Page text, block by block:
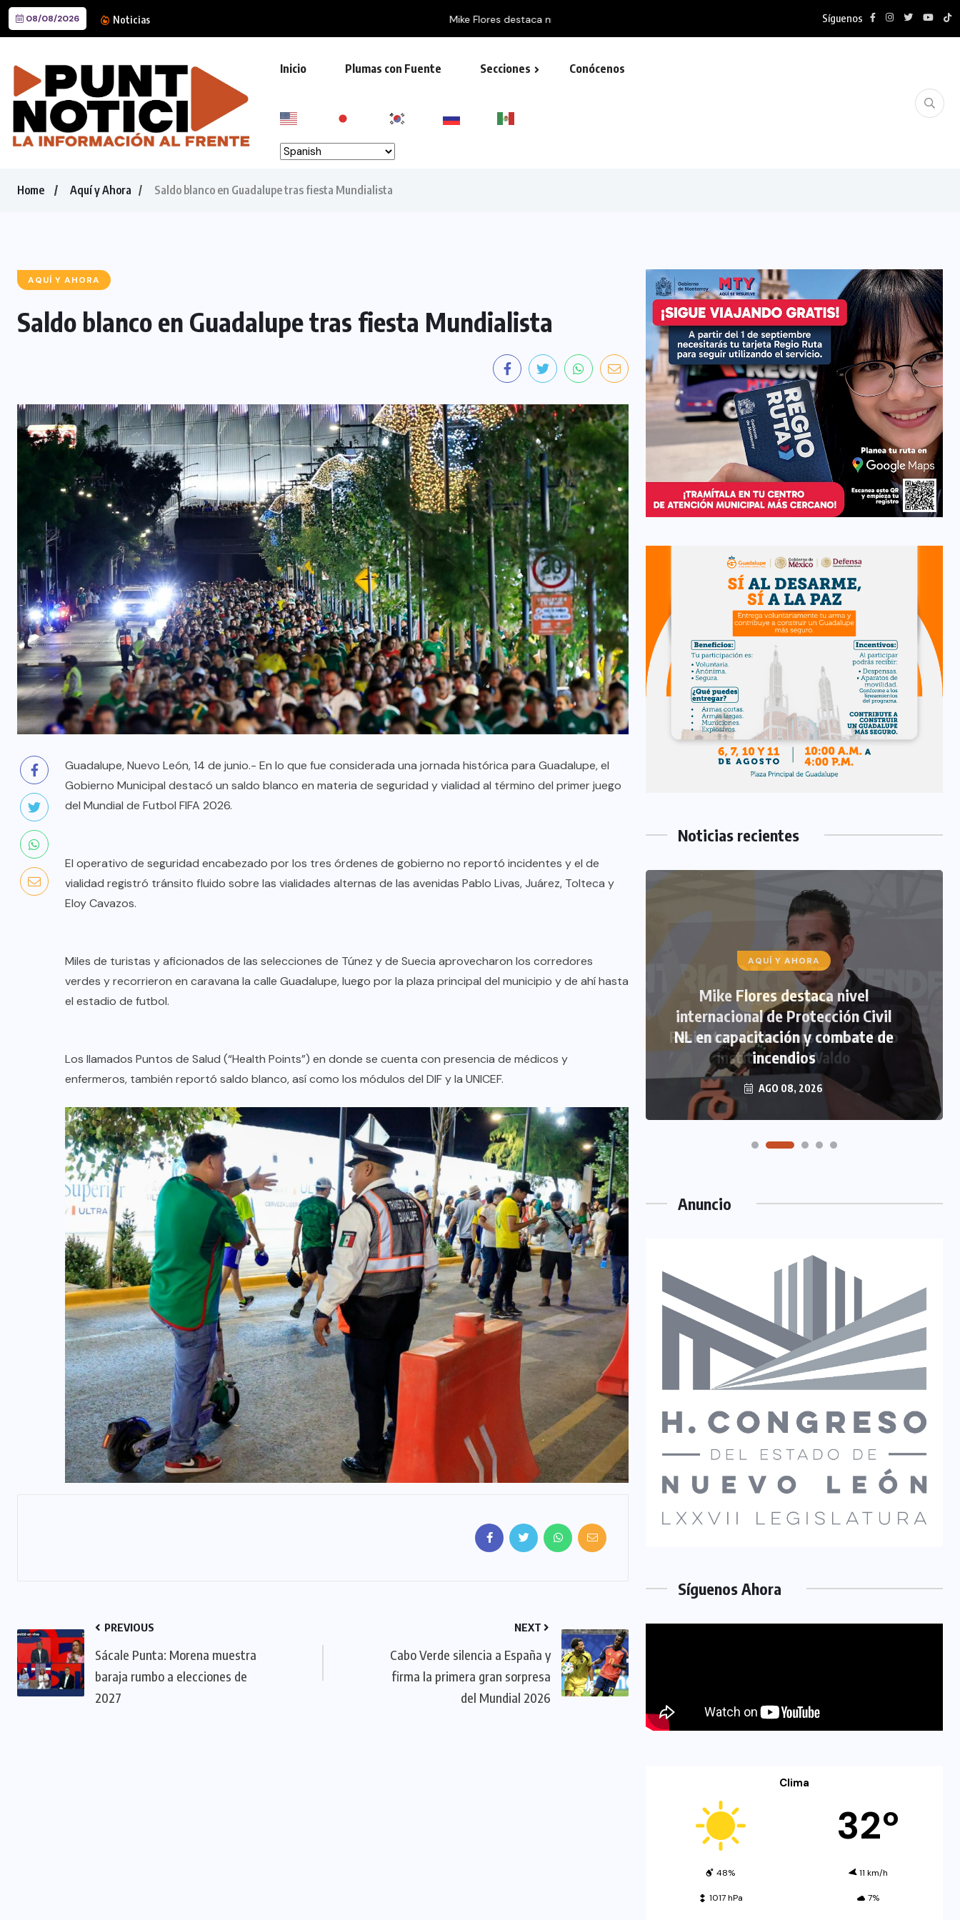
08/08/2026 Noticias Mike Flores destaca nivel internacional de Protección Civil... Síguenos
Inicio Plumas con Fuente Secciones Conócenos
Home Aquí y Ahora Saldo blanco en Guadalupe tras fiesta Mundialista
AQUÍ Y AHORA
Saldo blanco en Guadalupe tras fiesta Mundialista
Guadalupe, Nuevo León, 14 de junio.- En lo que fue considerada una jornada histórica para Guadalupe, el
Gobierno Municipal destacó un saldo blanco en materia de seguridad y vialidad al término del primer juego
del Mundial de Futbol FIFA 2026.
El operativo de seguridad encabezado por los tres órdenes de gobierno no reportó incidentes y el de
vialidad registró tránsito fluido sobre las vialidades alternas de las avenidas Pablo Livas, Juárez, Tolteca y
Eloy Cavazos.
Miles de turistas y aficionados de las selecciones de Túnez y de Suecia aprovecharon los corredores
verdes y recorrieron en caravana la calle Guadalupe, luego por la plaza principal del municipio y de ahí hasta
el estadio de futbol.
Los llamados Puntos de Salud (“Health Points”) en donde se cuenta con presencia de médicos y
enfermeros, también reportó saldo blanco, así como los módulos del DIF y la UNICEF.
PREVIOUS
Sácale Punta: Morena muestra
baraja rumbo a elecciones de
2027
NEXT
Cabo Verde silencia a España y
firma la primera gran sorpresa
del Mundial 2026
Noticias recientes
Anuncian Gobernador creación de
nuevas escuelas y rehabilitación
vacacional
AGO 08, 2026
institucional: Waldo
AQUÍ Y AHORA
Mike Flores destaca nivel
internacional de Protección Civil
NL en capacitación y combate de
incendios
AGO 08, 2026
Anuncio
Síguenos Ahora
Clima
32º
48% 11 km/h
1017 hPa 7%